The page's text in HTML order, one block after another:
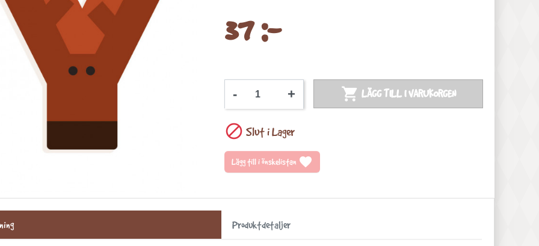
37 :-
- +  LÄGG TILL I VARUKORGEN
 Slut i Lager
Lägg till i önskelistan favorite
Produktdetaljer